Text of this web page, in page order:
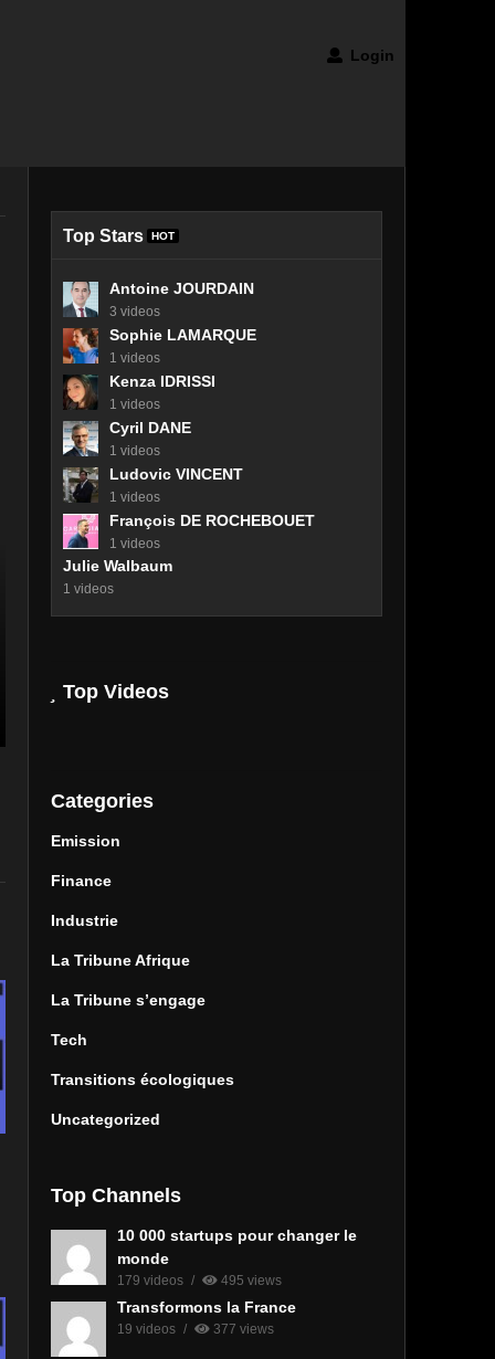
Login
Top Stars HOT
Antoine JOURDAIN
3 videos
Sophie LAMARQUE
1 videos
Kenza IDRISSI
1 videos
Cyril DANE
1 videos
Ludovic VINCENT
1 videos
François DE ROCHEBOUET
1 videos
Julie Walbaum
1 videos
Top Videos
Categories
Emission
Finance
Industrie
La Tribune Afrique
La Tribune s’engage
Tech
Transitions écologiques
Uncategorized
Top Channels
10 000 startups pour changer le
monde
179 videos 495 views
Transformons la France
19 videos 377 views